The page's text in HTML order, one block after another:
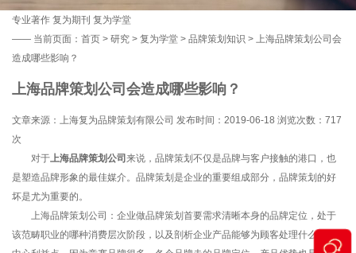
专业著作 复为期刊 复为学堂
—— 当前页面： 首页 > 研究 > 复为学堂 > 品牌策划知识 > 上海品牌策划公司会
造成哪些影响？
上海品牌策划公司会造成哪些影响？
文章来源：上海复为品牌策划有限公司 发布时间：2019-06-18 浏览次数： 717
次
对于上海品牌策划公司 来说，品牌策划不仅是品牌与客户接触的港口，也
是塑造品牌形象的最佳媒介。品牌策划是企业的重要组成部分，品牌策划的好
坏是尤为重要的。
上海品牌策划公司：企业做品牌策划首要需求清晰本身的品牌定位，处于
该范畴职业的哪种消费层次阶段，以及剖析企业产品能够为顾客处理什么某种